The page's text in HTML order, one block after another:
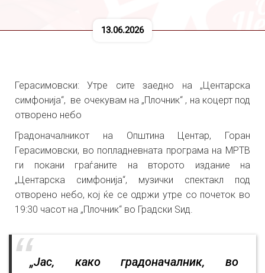
13.06.2026
Герасимовски: Утре сите заедно на „Центарска
симфонија“, ве очекувам на „Плочник“ , на коцерт под
отворено небо
Градоначалникот на Општина Центар, Горан
Герасимовски, во попладневната програма на МРТВ
ги покани граѓаните на второто издание на
„Центарска симфонија“, музички спектакл под
отворено небо, кој ќе се одржи утре со почеток во
19:30 часот на „Плочник“ во Градски Ѕид.
„Јас, како градоначалник, во